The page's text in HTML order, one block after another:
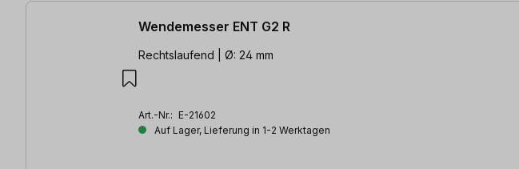
2 Artikel gefunden
Wendemesser ENT G2 R
Rechtslaufend | Ø: 24 mm
Art.-Nr.: E-21602
Auf Lager, Lieferung in 1-2 Werktagen